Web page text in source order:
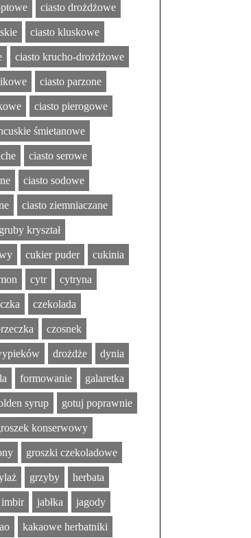
ciasto drożdżowe
ciasto kluskowe
ciasto krucho-drożdżowe
ciasto parzone
ciasto pierogowe
śmietanowe
ciasto serowe
ciasto sodowe
ciasto ziemniaczane
kryształ
cukier puder cukinia
cytr cytryna
czekolada
czosnek
drożdże dynia
formowanie galaretka
syrup gotuj poprawnie
konserwowy
groszki czekoladowe
grzyby herbata
imbir jabłka jagody
kakaowe herbatniki